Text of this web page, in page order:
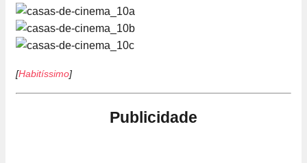
[Habitíssimo]
Publicidade